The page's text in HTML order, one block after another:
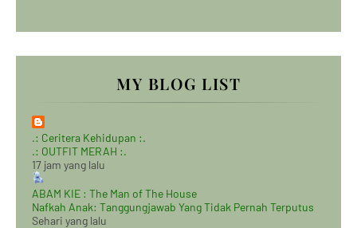
MY BLOG LIST
.: Ceritera Kehidupan :.
.: OUTFIT MERAH :.
17 jam yang lalu
ABAM KIE : The Man of The House
Nafkah Anak: Tanggungjawab Yang Tidak Pernah Terputus
Sehari yang lalu